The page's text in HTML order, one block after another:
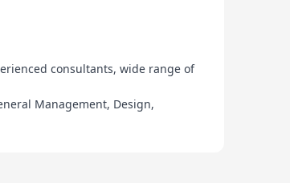
consultants, wide range of
Management, Design,
Quality Control, Customer Service,
得更加有效和準確。